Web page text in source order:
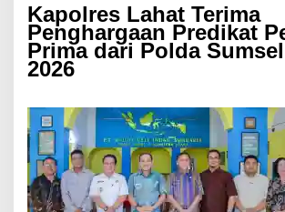
Kapolres Lahat Terima
Penghargaan Predikat
Prima dari Polda
2026